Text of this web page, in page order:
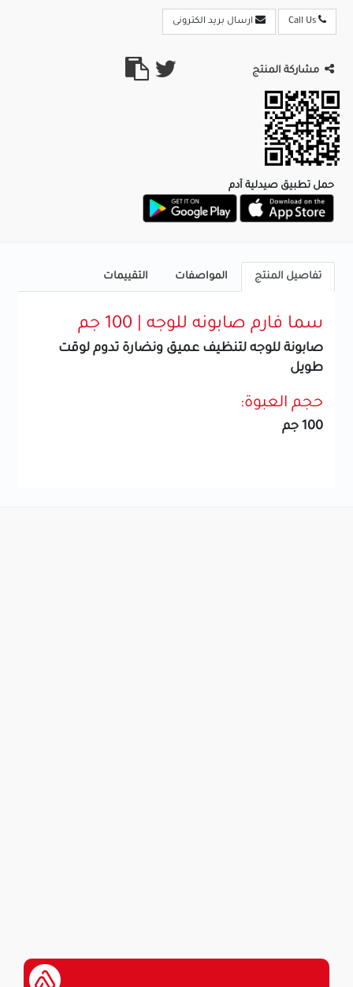
ارسال بريد الكترونى
مشاركة المنتج
حمل تطبيق صيدلية آدم
تفاصيل المنتج المواصفات التقييمات
سما فارم صابونه للوجه | 100 جم
صابونة للوجه لتنظيف عميق ونضارة تدوم لوقت
طويل
حجم العبوة:
100 جم